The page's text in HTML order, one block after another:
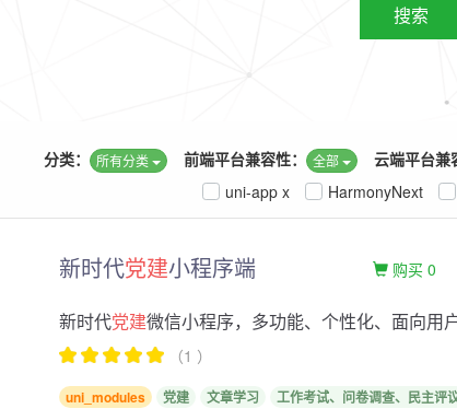
搜索
云端平台兼
前端平台兼容性： 全部
分类： 所有分类
HarmonyNext
uni-app x
新时代党建小程序端 购买 0
新时代党建微信小程序，多功能、个性化、面向用
（1 ）
uni_modules 党建 文章学习 工作考试、问卷调查、民主评